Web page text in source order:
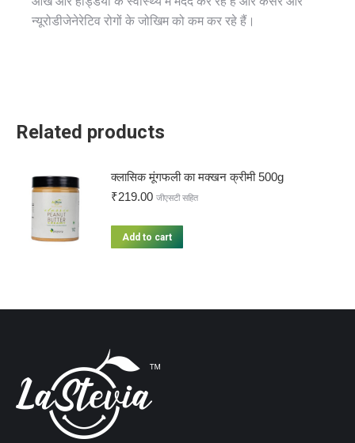
न्यूरोडीजेनेरेटिव रोगों के जोखिम को कम कर रहे हैं।
Related products
क्लासिक मूंगफली का मक्खन क्रीमी 500g
₹219.00 जीएसटी सहित
Add to cart